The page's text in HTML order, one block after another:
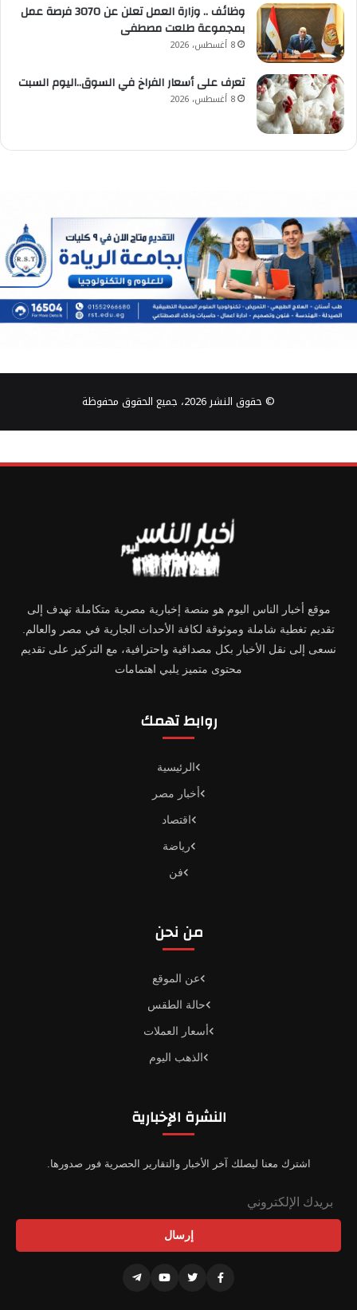
وظائف .. وزارة العمل تعلن عن 3070 فرصة عمل
بمجموعة طلعت مصطفى
8 أغسطس، 2026
تعرف على أسعار الفراخ في السوق..اليوم السبت
8 أغسطس، 2026
© حقوق النشر 2026، جميع الحقوق محفوظة
موقع أخبار الناس اليوم هو منصة إخبارية مصرية متكاملة تهدف إلى
تقديم تغطية شاملة وموثوقة لكافة الأحداث الجارية في مصر والعالم.
نسعى إلى نقل الأخبار بكل مصداقية واحترافية، مع التركيز على تقديم
محتوى متميز يلبي اهتمامات
روابط تهمك
الرئيسية
أخبار مصر
اقتصاد
رياضة
فن
من نحن
عن الموقع
حالة الطقس
أسعار العملات
الذهب اليوم
النشرة الإخبارية
اشترك معنا ليصلك آخر الأخبار والتقارير الحصرية فور صدورها.
إرسال